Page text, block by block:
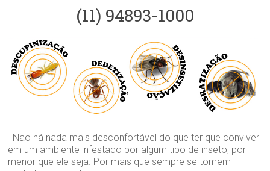
(11) 94893-1000
Não há nada mais desconfortável do que ter que conviver
em um ambiente infestado por algum tipo de inseto, por
menor que ele seja. Por mais que sempre se tomem